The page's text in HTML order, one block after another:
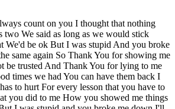
count on you I thought that nothing
two We said as long as we would stick
We'd be ok But I was stupid And you broke
same again So Thank You for showing me
be trusted And Thank You for lying to me
times we had You can have them back I
to hurt For every lesson that you have to
you did to me How you showed me things